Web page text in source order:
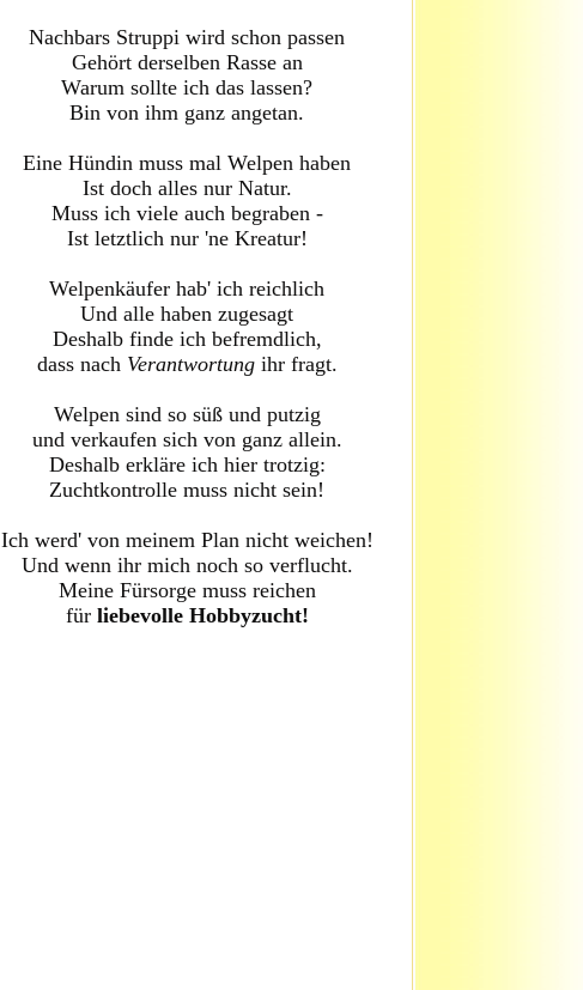
Nachbars Struppi wird schon passen
Gehört derselben Rasse an
Warum sollte ich das lassen?
Bin von ihm ganz angetan.
Eine Hündin muss mal Welpen haben
Ist doch alles nur Natur.
Muss ich viele auch begraben -
Ist letztlich nur 'ne Kreatur!
Welpenkäufer hab' ich reichlich
Und alle haben zugesagt
Deshalb finde ich befremdlich,
dass nach Verantwortungihr fragt.
Welpen sind so süß und putzig
und verkaufen sich von ganz allein.
Deshalb erkläre ich hier trotzig:
Zuchtkontrolle muss nicht sein!
Ich werd' von meinem Plan nicht weichen!
Und wenn ihr mich noch so verflucht.
Meine Fürsorge muss reichen
für liebevolle Hobbyzucht!